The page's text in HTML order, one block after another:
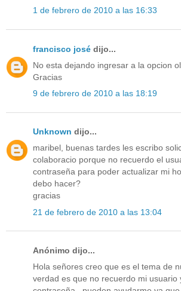
1 de febrero de 2010 a las 16:33
francisco josé dijo...
No esta dejando ingresar a la opcion
Gracias
9 de febrero de 2010 a las 18:19
Unknown dijo...
maribel, buenas tardes les escribo
colaboracio porque no recuerdo el
contraseña para poder actualizar mi
debo hacer?
gracias
21 de febrero de 2010 a las 13:04
Anónimo dijo...
Hola señores creo que es el tema de
verdad es que no recuerdo mi usuario